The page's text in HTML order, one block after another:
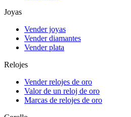
Joyas
Vender joyas
Vender diamantes
Vender plata
Relojes
Vender relojes de oro
Valor de un reloj de oro
Marcas de relojes de oro